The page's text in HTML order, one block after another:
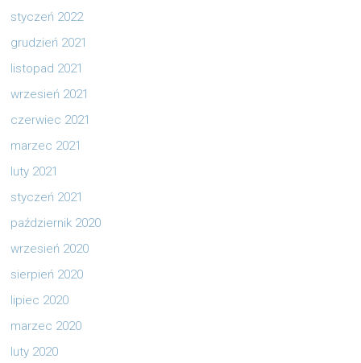
styczeń 2022
grudzień 2021
listopad 2021
wrzesień 2021
czerwiec 2021
marzec 2021
luty 2021
styczeń 2021
październik 2020
wrzesień 2020
sierpień 2020
lipiec 2020
marzec 2020
luty 2020